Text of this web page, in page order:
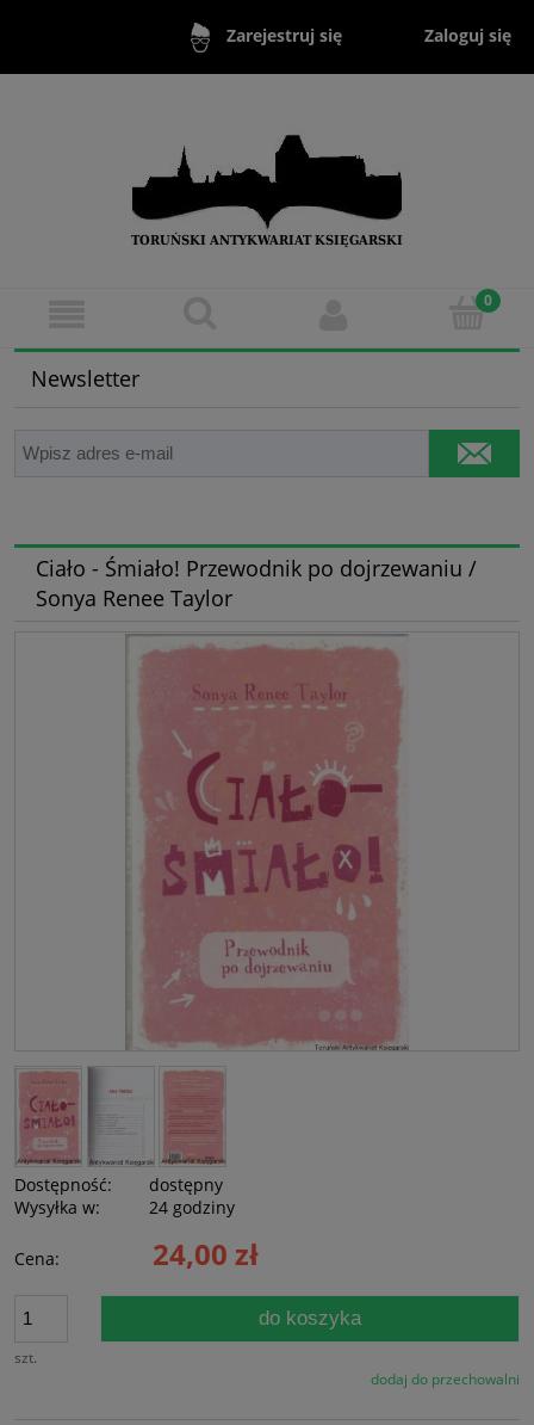
Zarejestruj się Zaloguj się
Newsletter
Ciało - Śmiało! Przewodnik po dojrzewaniu /
Sonya Renee Taylor
Dostępność:
dostępny
Wysyłka w:
24 godziny
Cena: 24,00 zł
szt.
do koszyka
dodaj do przechowalni